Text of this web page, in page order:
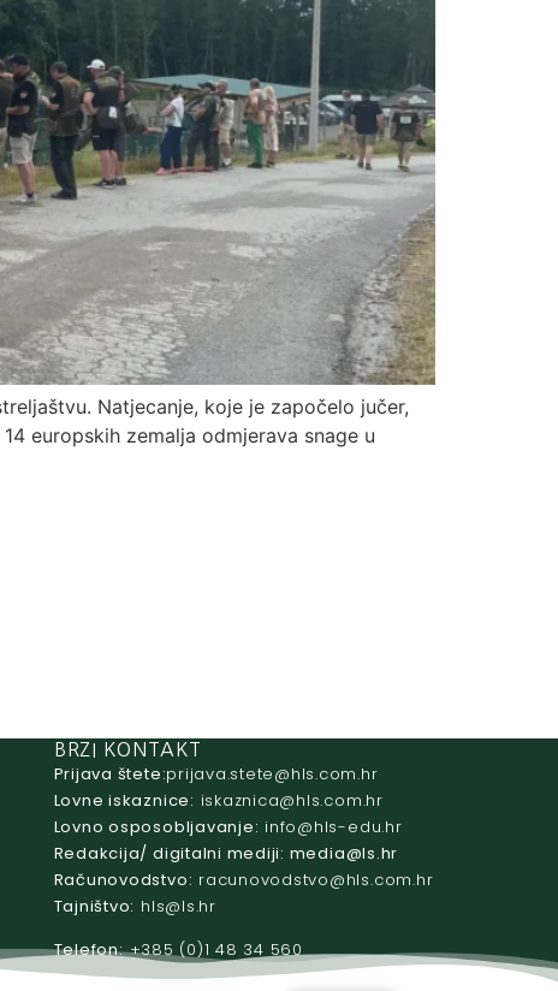
Natjecanje, koje je započelo jučer,
europskih zemalja odmjerava snage u
BRZI KONTAKT
Prijava štete: rh.moc.slh
@etets.avajirp
Lovne iskaznice:
rh.moc.slh
@acinzaksi
Lovno osposobljavanje:
rh.ude-slh
@ofni
Redakcija/ digitalni mediji:
rh.sl
@aidem
Računovodstvo:
rh.moc.slh
@ovtsdovonucar
Tajništvo:
rh.sl
@slh
Telefon: +385 (0)1 48 34 560